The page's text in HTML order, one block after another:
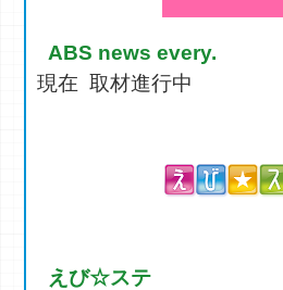
ABS news every.
現在 取材進行中
えび☆ステ